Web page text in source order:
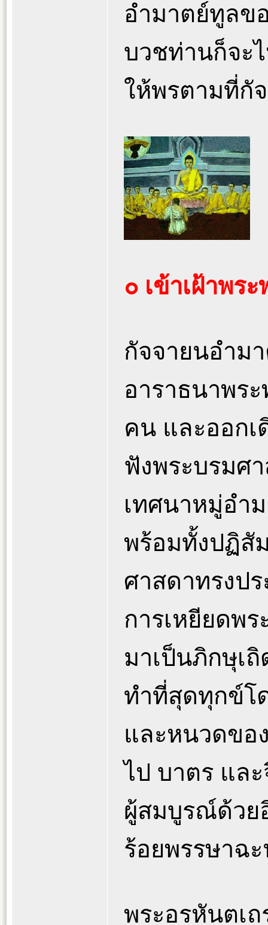
อำมาตย์ทูลข
บวชท่านก็จะ
ให้พรตามที่กั
๐ เข้าเฝ้าพร
กัจจายนอำม
อาราธนาพร
คน และออกเ
ฟังพระบรมศ
เทศนาหมู่อำ
พร้อมทั้งปฏิสั
ศาสดาทรงป
การเหยียดพ
มาเป็นภิกษุเ
ทำที่สุดทุกข์โ
และหนวดขอ
ไป บาตร แล
ผู้สมบูรณ์ด้วย
ร้อยพรรษาฉ
พระอรหันตเ